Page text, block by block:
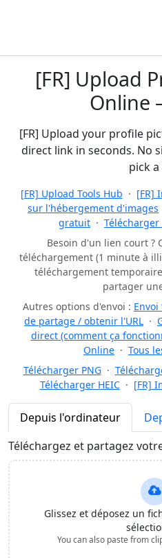
[FR] Upload
Online
[FR] Upload your profile
direct link in seconds. No
pick
[FR] Upload Tools Hub · [FR]
sur l'hébergement d'images
gratuit ·
Besoin d'un lien court ?
téléchargement (1 minute à
téléchargement
partager
Autres options d'envoi :
de partage / obtenir l'URL ·
direct (comment ça
Online · Tous
Télécharger PNG ·
Télécharger HEIC · [FR]
Depuis l'ordinateur
Téléchargez et partagez
Glissez et déposez un
You can also paste from